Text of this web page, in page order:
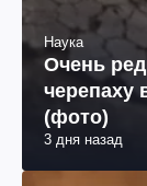
Наука
Очень
черепаху
(фото)
3 дня назад